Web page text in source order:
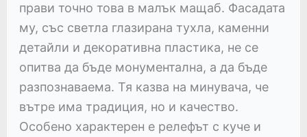
прави точно това в малък мащаб. Фасадата
му, със светла глазирана тухла, каменни
детайли и декоративна пластика, не се
опитва да бъде монументална, а да бъде
разпознаваема. Тя казва на минувача, че
вътре има традиция, но и качество.
Особено характерен е релефът с куче и